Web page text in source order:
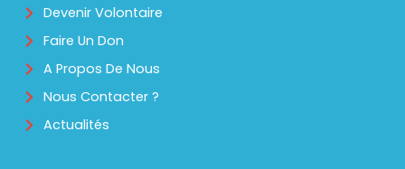
Devenir Volontaire
Faire Un Don
A Propos De Nous
Nous Contacter ?
Actualités